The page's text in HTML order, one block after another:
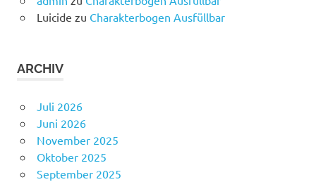
Luicide zu Charakterbogen Ausfüllbar
ARCHIV
Juli 2026
Juni 2026
November 2025
Oktober 2025
September 2025